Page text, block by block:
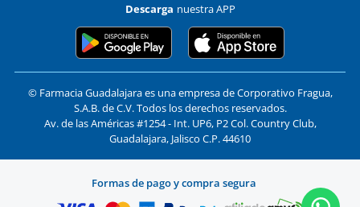
Descarga nuestra APP
© Farmacia Guadalajara es una empresa de Corporativo Fragua,
S.A.B. de C.V. Todos los derechos reservados.
Av. de las Américas #1254 - Int. UP6, P2 Col. Country Club,
Guadalajara, Jalisco C.P. 44610
Formas de pago y compra segura